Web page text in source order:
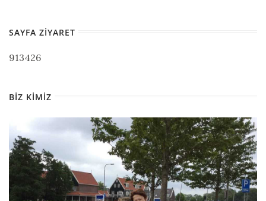
SAYFA ZIYARET
913426
BIZ KIMIZ